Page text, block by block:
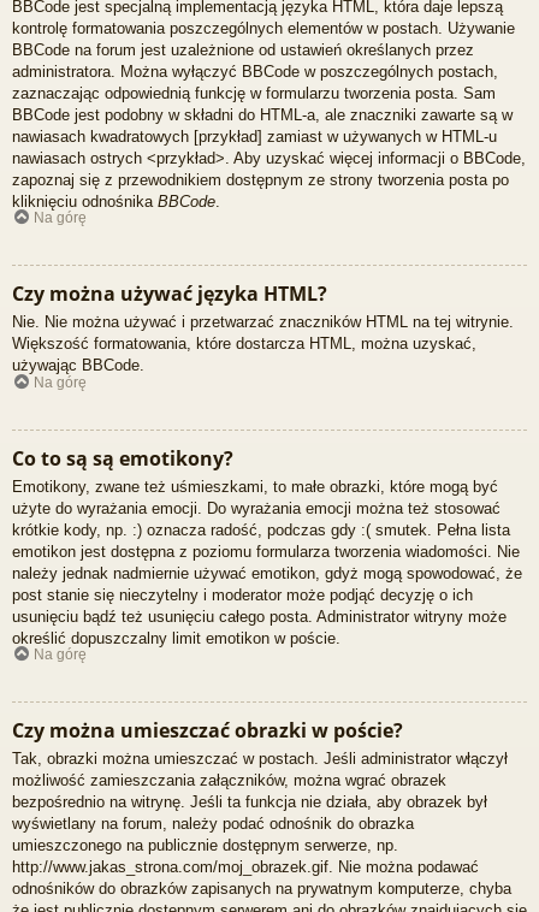
BBCode jest specjalną implementacją języka HTML, która daje lepszą
kontrolę formatowania poszczególnych elementów w postach. Używanie
BBCode na forum jest uzależnione od ustawień określanych przez
administratora. Można wyłączyć BBCode w poszczególnych postach,
zaznaczając odpowiednią funkcję w formularzu tworzenia posta. Sam
BBCode jest podobny w składni do HTML-a, ale znaczniki zawarte są w
nawiasach kwadratowych [przykład] zamiast w używanych w HTML-u
nawiasach ostrych <przykład>. Aby uzyskać więcej informacji o BBCode,
zapoznaj się z przewodnikiem dostępnym ze strony tworzenia posta po
kliknięciu odnośnika BBCode
Na górę
Czy można używać języka HTML?
Nie. Nie można używać i przetwarzać znaczników HTML na tej witrynie.
Większość formatowania, które dostarcza HTML, można uzyskać,
używając BBCode.
Na górę
Co to są są emotikony?
Emotikony, zwane też uśmieszkami, to małe obrazki, które mogą być
użyte do wyrażania emocji. Do wyrażania emocji można też stosować
krótkie kody, np. :) oznacza radość, podczas gdy :( smutek. Pełna lista
emotikon jest dostępna z poziomu formularza tworzenia wiadomości. Nie
należy jednak nadmiernie używać emotikon, gdyż mogą spowodować, że
post stanie się nieczytelny i moderator może podjąć decyzję o ich
usunięciu bądź też usunięciu całego posta. Administrator witryny może
określić dopuszczalny limit emotikon w poście.
Na górę
Czy można umieszczać obrazki w poście?
Tak, obrazki można umieszczać w postach. Jeśli administrator włączył
możliwość zamieszczania załączników, można wgrać obrazek
bezpośrednio na witrynę. Jeśli ta funkcja nie działa, aby obrazek był
wyświetlany na forum, należy podać odnośnik do obrazka
umieszczonego na publicznie dostępnym serwerze, np.
http://www.jakas_strona.com/moj_obrazek.gif. Nie można podawać
odnośników do obrazków zapisanych na prywatnym komputerze, chyba